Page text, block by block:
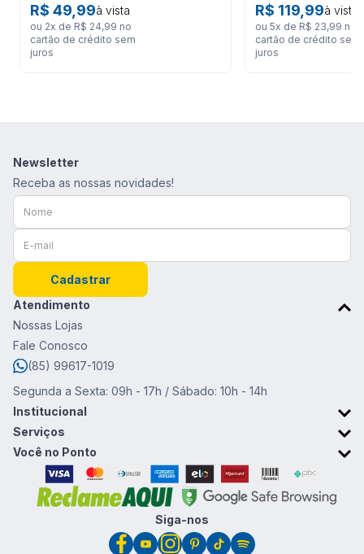
R$ 49 99à vista
ou 2x de R$ 24,99 no
cartão de crédito sem
juros
R$ 119 99à vista
ou5x de R$ 23,99 no
cartão de crédito sem
juros
Newsletter
Receba as nossas novidades!
Cadastrar
Atendimento
Nossas Lojas
Fale Conosco
(85) 99617-1019
Segunda a Sexta: 09h - 17h / Sábado: 10h - 14h
Institucional
Sobre o Ponto da Moda
Trabalhe conosco
Trocas e devoluções
Promoções & Cupons
Serviços
Retirada em Loja
Você no Ponto
Cartão Ponto da Moda
Clube de vantagens
Siga-nos